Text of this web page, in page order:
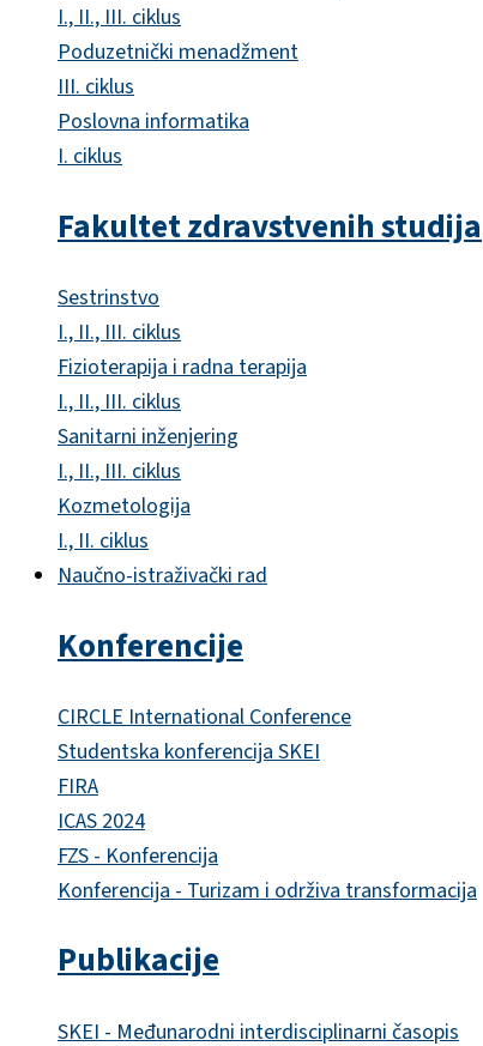
I., II., III. ciklus
Poduzetnički menadžment
III. ciklus
Poslovna informatika
I. ciklus
Fakultet zdravstvenih studija
Sestrinstvo
I., II., III. ciklus
Fizioterapija i radna terapija
I., II., III. ciklus
Sanitarni inženjering
I., II., III. ciklus
Kozmetologija
I., II. ciklus
Naučno-istraživački rad
Konferencije
CIRCLE International Conference
Studentska konferencija SKEI
FIRA
ICAS 2024
FZS - Konferencija
Konferencija - Turizam i održiva transformacija
Publikacije
SKEI - Međunarodni interdisciplinarni časopis